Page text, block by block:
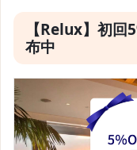
【Relux】初回
布中